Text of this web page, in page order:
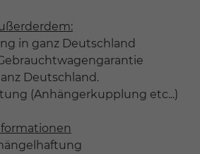
in ganz Deutschland
Deutschland.
(Anhängerkupplung etc...)